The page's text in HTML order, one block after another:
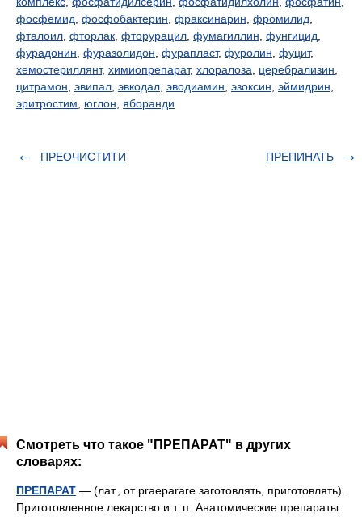
фосфемид фосфобактерин фраксинарин фромилид
фталоил фторлак фторурацил фумагиллин фунгицид
фурадонин фуразолидон фурапласт, фуролин фуцит,
хемостериллянт, химиопрепарат, хлоралоза церебрализин
цитрамон эвипал эвкодал эводиамин эзоксин эймидрин
эритростим
юглон яборанди
ПРЕОЧИСТИТИ ПРЕПИНАТЬ
Смотреть что такое "ПРЕПАРАТ" в других
словарях:
ПРЕПАРАТ — (лат., от praeparare заготовлять, приготовлять).
Приготовленное лекарство и т. п. Анатомические препараты.